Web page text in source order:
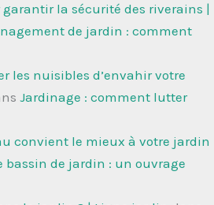
la sécurité des riverains |
de jardin : comment
les nuisibles d’envahir votre
Jardinage : comment lutter
convient le mieux à votre jardin
bassin de jardin : un ouvrage